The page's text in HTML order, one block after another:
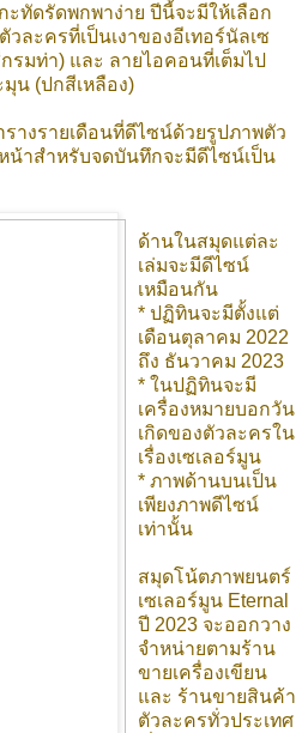
ทัดรัดพกพาง่าย ปีนี้จะมีให้เลือก
ละครที่เป็นเงาของอีเทอร์นัลเซ
รมท่า) และ ลายไอคอนที่เต็มไป
น (ปกสีเหลือง)
างรายเดือนที่ดีไซน์ด้วยรูปภาพตัว
น้าสำหรับจดบันทึกจะมีดีไซน์เป็น
ด้านในสมุดแต่ละ
เล่มจะมีดีไซน์
เหมือนกัน
* ปฏิทินจะมีตั้งแต่
เดือนตุลาคม 2022
ถึง ธันวาคม 2023
* ในปฏิทินจะมี
เครื่องหมายบอกวัน
เกิดของตัวละครใน
เรื่องเซเลอร์มูน
* ภาพด้านบนเป็น
เพียงภาพดีไซน์
เท่านั้น
สมุดโน้ตภาพยนตร์
เซเลอร์มูน Eternal
ปี 2023 จะออกวาง
จำหน่ายตามร้าน
ขายเครื่องเขียน
และ ร้านขายสินค้า
ตัวละครทั่วประเทศ